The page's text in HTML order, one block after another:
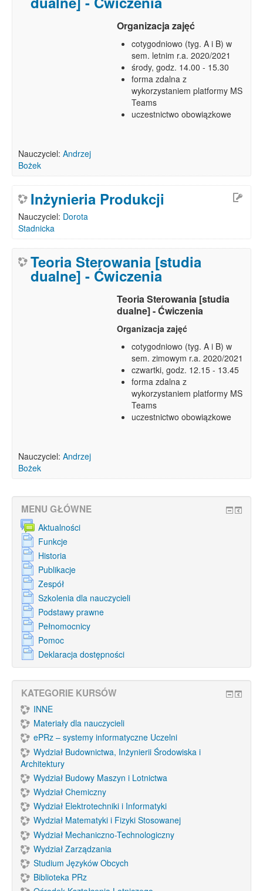
Organizacja zajęć
cotygodniowo (tyg. A i B) w
sem. letnim r.a. 2020/2021
środy, godz. 14.00 - 15.30
forma zdalna z
wykorzystaniem platformy MS
Teams
uczestnictwo obowiązkowe
Nauczyciel: Andrzej
Bożek
Inżynieria Produkcji
Nauczyciel: Dorota
Stadnicka
Teoria Sterowania [studia
dualne] - Ćwiczenia
Teoria Sterowania [studia
dualne] - Ćwiczenia
Organizacja zajęć
cotygodniowo (tyg. A i B) w
sem. zimowym r.a. 2020/2021
czwartki, godz. 12.15 - 13.45
forma zdalna z
wykorzystaniem platformy MS
Teams
uczestnictwo obowiązkowe
Nauczyciel: Andrzej
Bożek
MENU GŁÓWNE
Aktualności
Funkcje
Historia
Publikacje
Zespół
Szkolenia dla nauczycieli
Podstawy prawne
Pełnomocnicy
Pomoc
Deklaracja dostępności
KATEGORIE KURSÓW
INNE
Materiały dla nauczycieli
ePRz – systemy informatyczne Uczelni
Wydział Budownictwa, Inżynierii Środowiska i
Architektury
Wydział Budowy Maszyn i Lotnictwa
Wydział Chemiczny
Wydział Elektrotechniki i Informatyki
Wydział Matematyki i Fizyki Stosowanej
Wydział Mechaniczno-Technologiczny
Wydział Zarządzania
Studium Języków Obcych
Biblioteka PRz